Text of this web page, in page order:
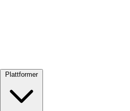
Plattformer